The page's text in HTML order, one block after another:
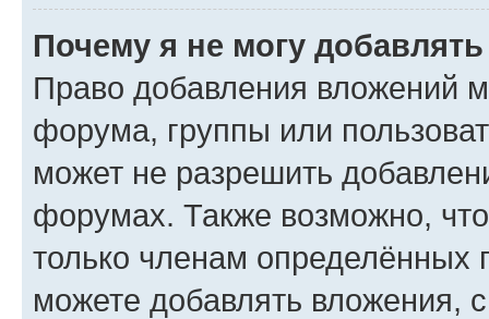
Почему я не могу
Право добавления вложений
форума, группы или
может не разрешить
форумах. Также возможно,
только членам определённых
можете добавлять вложения,